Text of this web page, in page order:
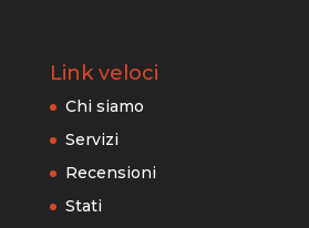
Link veloci
Chi siamo
Servizi
Recensioni
Stati